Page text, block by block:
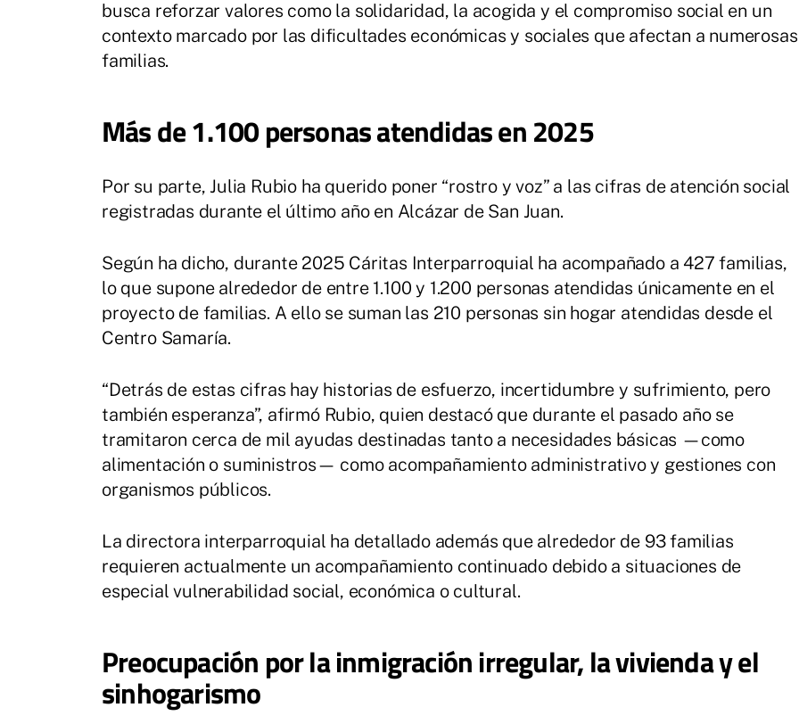
busca reforzar valores como la solidaridad, la acogida y el compromiso social en un
contexto marcado por las dificultades económicas y sociales que afectan a numerosas
familias.
Más de 1.100 personas atendidas en 2025
Por su parte, Julia Rubio ha querido poner “rostro y voz” a las cifras de atención social
registradas durante el último año en Alcázar de San Juan.
Según ha dicho, durante 2025 Cáritas Interparroquial ha acompañado a 427 familias,
lo que supone alrededor de entre 1.100 y 1.200 personas atendidas únicamente en el
proyecto de familias. A ello se suman las 210 personas sin hogar atendidas desde el
Centro Samaría.
“Detrás de estas cifras hay historias de esfuerzo, incertidumbre y sufrimiento, pero
también esperanza”, afirmó Rubio, quien destacó que durante el pasado año se
tramitaron cerca de mil ayudas destinadas tanto a necesidades básicas —como
alimentación o suministros— como acompañamiento administrativo y gestiones con
organismos públicos.
La directora interparroquial ha detallado además que alrededor de 93 familias
requieren actualmente un acompañamiento continuado debido a situaciones de
especial vulnerabilidad social, económica o cultural.
Preocupación por la inmigración irregular, la vivienda y el
sinhogarismo